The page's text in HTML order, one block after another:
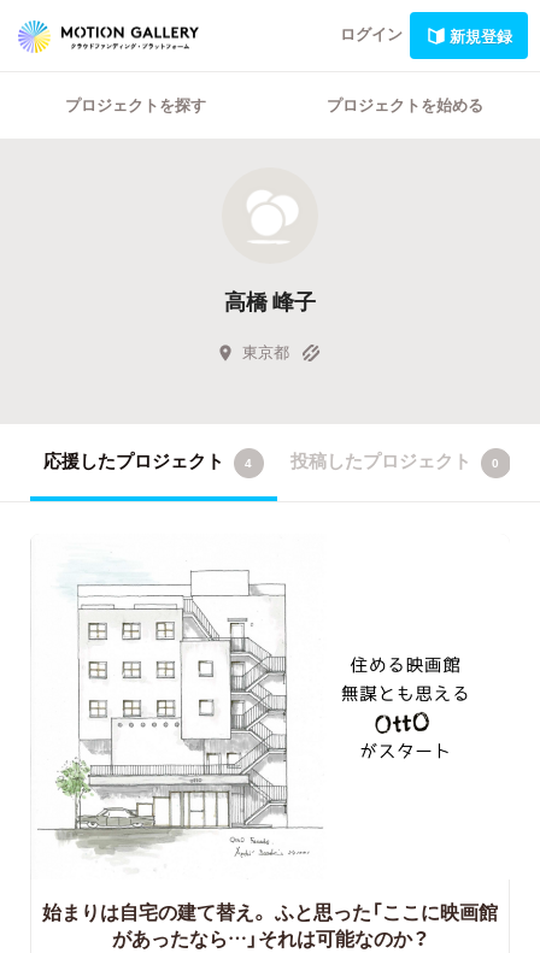
ログイン 新規登録
プロジェクトを探す プロジェクトを始める
高橋 峰子
東京都
応援したプロジェクト 4 投稿したプロジェクト 0
始まりは自宅の建て替え。 ふと思った「ここに映画館
があったなら…」それは可能なのか？